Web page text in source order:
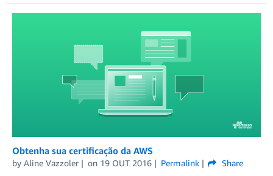
Obtenha sua certificação da AWS
by Aline Vazzoler on 19 OUT 2016 Permalink
Share